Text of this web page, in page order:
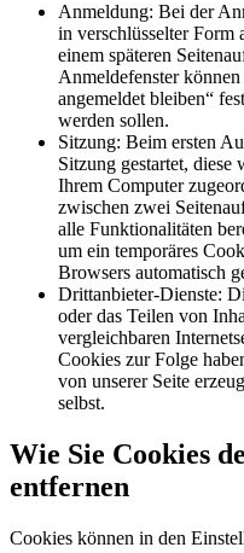
Anmeldung: Bei der
in verschlüsselter Form
einem späteren
Anmeldefenster
angemeldet bleiben“
werden sollen.
Sitzung: Beim ersten
Sitzung gestartet,
Ihrem Computer
zwischen zwei
alle Funktionalitäten
um ein temporäres
Browsers automatisch
Drittanbieter-Dienste:
oder das Teilen von
vergleichbaren
Cookies zur Folge
von unserer Seite
selbst.
Wie Sie Cookies
entfernen
Cookies können in den